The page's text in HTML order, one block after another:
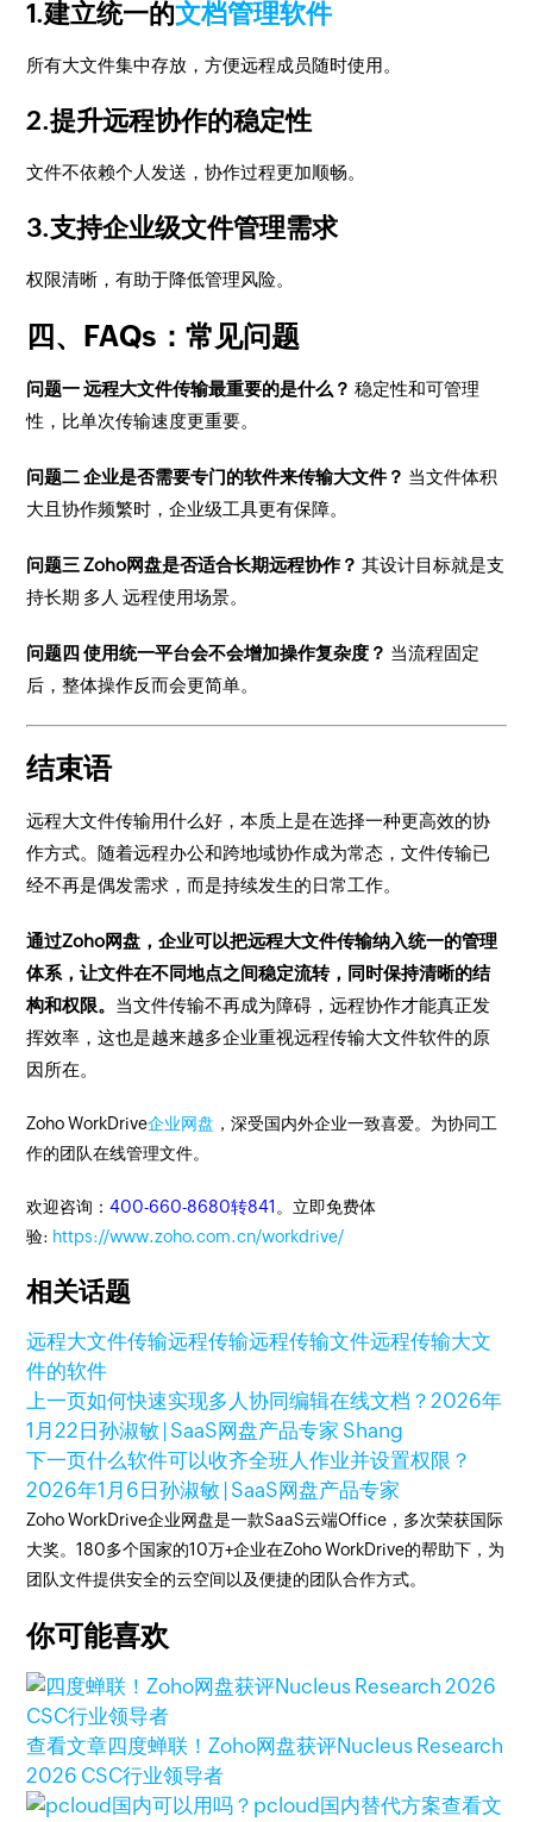
1.建立统一的文档管理软件
所有大文件集中存放，方便远程成员随时使用。
2.提升远程协作的稳定性
文件不依赖个人发送，协作过程更加顺畅。
3.支持企业级文件管理需求
权限清晰，有助于降低管理风险。
四、FAQs：常见问题
问题一 远程大文件传输最重要的是什么？稳定性和可管理
性，比单次传输速度更重要。
问题二 企业是否需要专门的软件来传输大文件？ 当文件体积
大且协作频繁时，企业级工具更有保障。
问题三 Zoho网盘是否适合长期远程协作？ 其设计目标就是支
持长期 多人 远程使用场景。
问题四 使用统一平台会不会增加操作复杂度？ 当流程固定
后，整体操作反而会更简单。
结束语
远程大文件传输用什么好，本质上是在选择一种更高效的协
作方式。随着远程办公和跨地域协作成为常态，文件传输已
经不再是偶发需求，而是持续发生的日常工作。
通过Zoho网盘，企业可以把远程大文件传输纳入统一的管理
体系，让文件在不同地点之间稳定流转，同时保持清晰的结
构和权限。 当文件传输不再成为障碍，远程协作才能真正发
挥效率，这也是越来越多企业重视远程传输大文件软件的原
因所在。
Zoho WorkDrive企业网盘 ，深受国内外企业一致喜爱。为协同工
作的团队在线管理文件。
欢迎咨询：400-660-8680转841 。立即免费体
验: https://www.zoho.com.cn/workdrive/
相关话题
远程大文件传输远程传输远程传输文件远程传输大文
件的软件
上一页如何快速实现多人协同编辑在线文档？2026年
1月22日孙淑敏 | SaaS网盘产品专家 Shang
下一页什么软件可以收齐全班人作业并设置权限？
2026年1月6日孙淑敏 | SaaS网盘产品专家
Zoho WorkDrive企业网盘是一款SaaS云端Office，多次荣获国际
大奖。180多个国家的10万+企业在Zoho WorkDrive的帮助下，为
团队文件提供安全的云空间以及便捷的团队合作方式。
你可能喜欢
查看文章四度蝉联！Zoho网盘获评Nucleus Research
2026 CSC行业领导者
查看文